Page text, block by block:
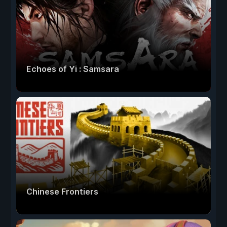
Echoes of Yi : Samsara
Chinese Frontiers